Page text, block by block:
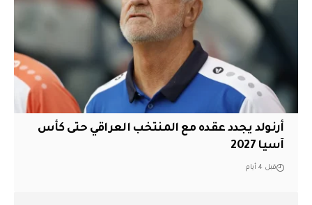
أرنولد يجدد عقده مع المنتخب العراقي حتى كأس
آسيا 2027
قبل 4 أيام